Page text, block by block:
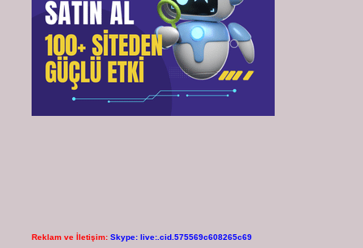
Reklam ve İletişim: Skype: live:.cid.575569c608265c69